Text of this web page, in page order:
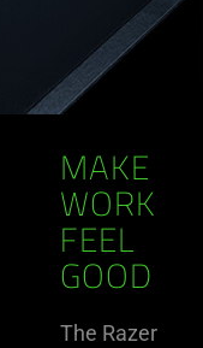
MAKE
WORK
FEEL
GOOD
The Razer